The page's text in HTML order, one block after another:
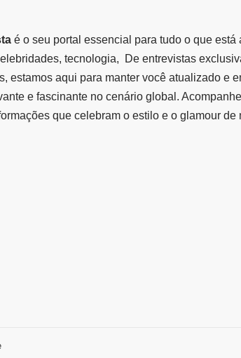
é o seu portal essencial para tudo o que está
tecnologia, De entrevistas
estamos aqui para manter você atualizado e
e fascinante no cenário global.
que celebram o estilo e o glamour de